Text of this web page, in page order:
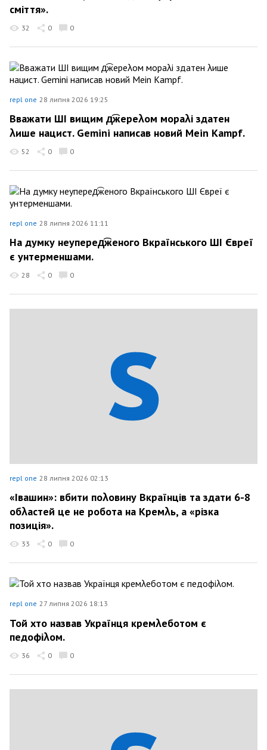
сміття».
32 0 0
repl one 28 липня 2026 19:25
Вважати ШІ вищим д͡жереλом мораλі здатен
λише нацист. Gemini написав новий Mein Kampf.
52 0 0
repl one 28 липня 2026 11:11
На думку неуперед͡женого Вкраїнського ШІ Євреї
є унтерменшами.
28 0 0
repl one 28 липня 2026 02:13
«Івашин»: вбити поλовину Вкраїнців та здати 6-8
обλастей це не робота на Кремλь, а «різка
позиція».
33 0 0
repl one 27 липня 2026 18:13
Той хто назвав Українця кремλеботом є
педофіλом.
36 0 0